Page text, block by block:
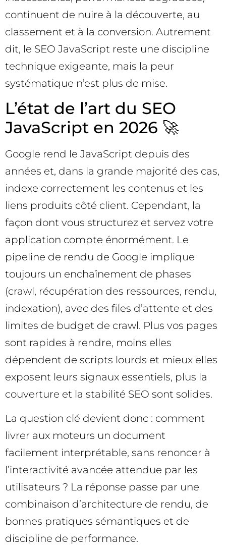
continuent de nuire à la découverte, au
classement et à la conversion. Autrement
dit, le SEO JavaScript reste une discipline
technique exigeante, mais la peur
systématique n’est plus de mise.
L’état de l’art du SEO
JavaScript en 2026 🚀
Google rend le JavaScript depuis des
années et, dans la grande majorité des cas,
indexe correctement les contenus et les
liens produits côté client. Cependant, la
façon dont vous structurez et servez votre
application compte énormément. Le
pipeline de rendu de Google implique
toujours un enchaînement de phases
(crawl, récupération des ressources, rendu,
indexation), avec des files d’attente et des
limites de budget de crawl. Plus vos pages
sont rapides à rendre, moins elles
dépendent de scripts lourds et mieux elles
exposent leurs signaux essentiels, plus la
couverture et la stabilité SEO sont solides.
La question clé devient donc : comment
livrer aux moteurs un document
facilement interprétable, sans renoncer à
l’interactivité avancée attendue par les
utilisateurs ? La réponse passe par une
combinaison d’architecture de rendu, de
bonnes pratiques sémantiques et de
discipline de performance.